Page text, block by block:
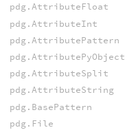
pdg.AttributeFloat
pdg.AttributeInt
pdg.AttributePattern
pdg.AttributePyObject
pdg.AttributeSplit
pdg.AttributeString
pdg.BasePattern
pdg.File